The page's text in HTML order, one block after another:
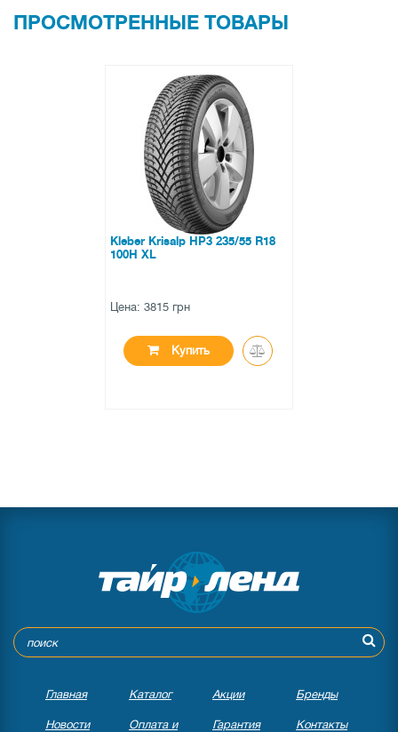
ПРОСМОТРЕННЫЕ ТОВАРЫ
Kleber Krisalp HP3 235/55 R18
100H XL
Цена: 3815 грн
Купить
Главная Каталог Акции Бренды
Новости Оплата и Гарантия Контакты